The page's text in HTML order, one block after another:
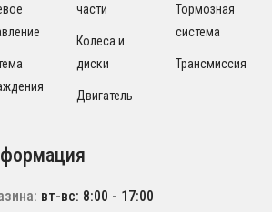
части
Колеса и
диски
Двигатель
Тормозная
система
Трансмиссия
вт-вс: 8:00 - 17:00